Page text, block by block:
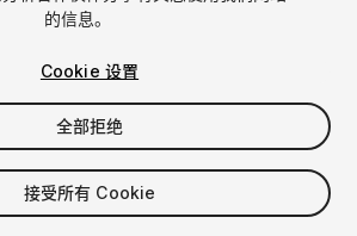
的信息。
Cookie 设置
全部拒绝
接受所有 Cookie